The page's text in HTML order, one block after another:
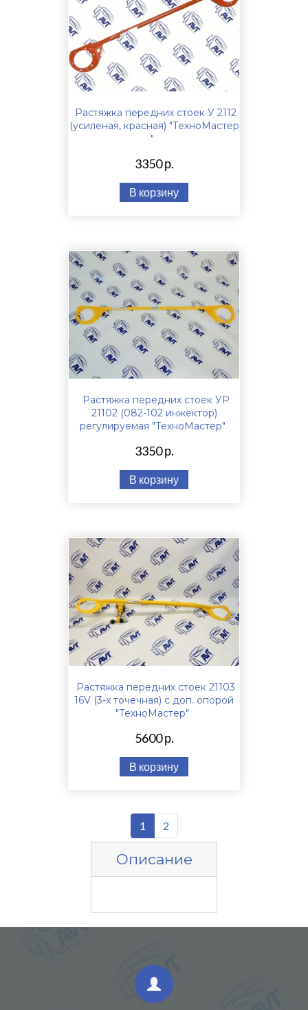
Растяжка передних стоек У 2112
(усиленая, красная) "ТехноМастер
"
3350 р.
В корзину
Растяжка передних стоек УР
21102 (082-102 инжектор)
регулируемая "ТехноМастер"
3350 р.
В корзину
Растяжка передних стоек 21103
16V (3-х точечная) с доп. опорой
"ТехноМастер"
5600 р.
В корзину
1 2
Описание